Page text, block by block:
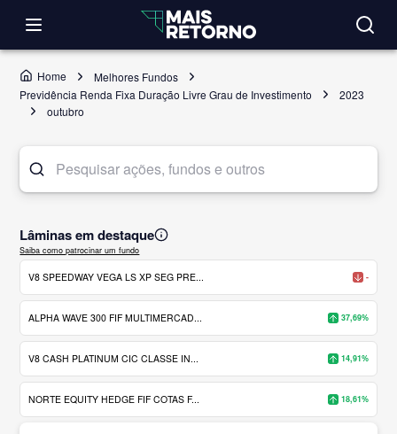
Home
Melhores Fundos
Previdência Renda Fixa Duração Livre Grau de Investimento
2023
outubro
Lâminas em destaque
Saiba como patrocinar um fundo
V8 SPEEDWAY VEGA LS XP SEG PRE... -
ALPHA WAVE 300 FIF MULTIMERCAD... 37,69%
V8 CASH PLATINUM CIC CLASSE IN... 14,91%
NORTE EQUITY HEDGE FIF COTAS F... 18,61%